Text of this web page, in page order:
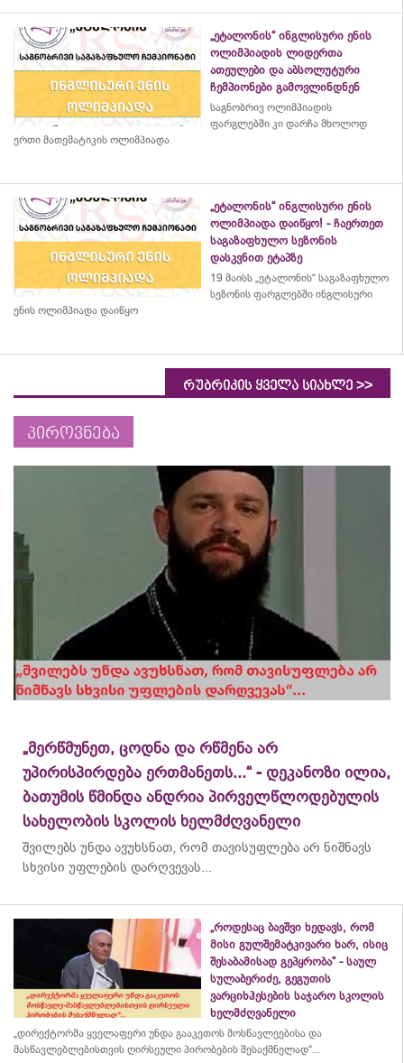
„ეტალონის“ ინგლისური ენის
ოლიმპიადის ლიდერთა
ათეულები და აბსოლუტური
ჩემპიონები გამოვლინდნენ
საგნობრივ ოლიმპიადის
ფარგლებში კი დარჩა მხოლოდ
ერთი მათემატიკის ოლიმპიადა
„ეტალონის“ ინგლისური ენის
ოლიმპიადა დაიწყო! - ჩაერთეთ
საგაზაფხულო სეზონის
დასკვნით ეტაპზე
19 მაისს „ეტალონის“ საგაზაფხულო
სეზონის ფარგლებში ინგლისური
ენის ოლიმპიადა დაიწყო
რუბრიკის ყველა სიახლე >>
პიროვნება
„მერწმუნეთ, ცოდნა და რწმენა არ
უპირისპირდება ერთმანეთს...“ - დეკანოზი ილია,
ბათუმის წმინდა ანდრია პირველწლოდებულის
სახელობის სკოლის ხელმძღვანელი
შვილებს უნდა ავუხსნათ, რომ თავისუფლება არ ნიშნავს
სხვისი უფლების დარღვევას...
„როდესაც ბავშვი ხედავს, რომ
მისი გულშემატკივარი ხარ, ისიც
შესაბამისად გეპყრობა“ - საულ
სულაბერიძე, გეგუთის
ვარციხჰესების საჯარო სკოლის
ხელმძღვანელი
„დირექტორმა ყველაფერი უნდა გააკეთოს მოსწავლეებისა და
მასწავლებლებისთვის ღირსეული პირობების შესაქმნელად“...